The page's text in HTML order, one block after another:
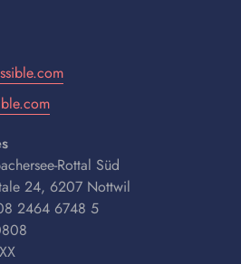
Rottal Süd
24, 6207 Nottwil
2464 6748 5